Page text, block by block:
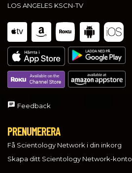
LOS ANGELES KSCN-TV
Feedback
PRENUMERERA
Få Scientology Network i din inkorg
Skapa ditt Scientology Network-konto